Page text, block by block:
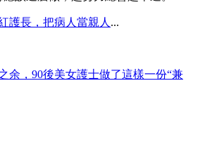
護長，把病人當親人 ...
余，90後美女護士做了這樣一份“兼